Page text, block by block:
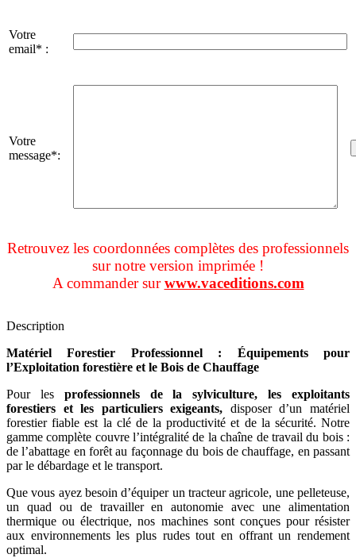
Votre
email* :
Votre
message*:
Retrouvez les coordonnées complètes des professionnels
sur notre version imprimée !
A commander surwww.vaceditions.com
Description
Matériel Forestier Professionnel : Équipements pour
l’Exploitation forestière et le Bois de Chauffage
Pour les professionnels de la sylviculture, les exploitants
forestiers et les particuliers exigeants, disposer d’un matériel
forestier fiable est la clé de la productivité et de la sécurité. Notre
gamme complète couvre l’intégralité de la chaîne de travail du bois :
de l’abattage en forêt au façonnage du bois de chauffage, en passant
par le débardage et le transport.
Que vous ayez besoin d’équiper un tracteur agricole, une pelleteuse,
un quad ou de travailler en autonomie avec une alimentation
thermique ou électrique, nos machines sont conçues pour résister
aux environnements les plus rudes tout en offrant un rendement
optimal.